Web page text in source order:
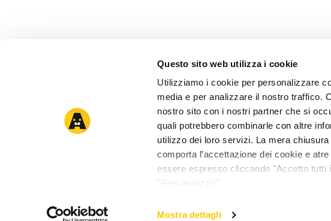
Questo sito web utilizza i cookie
Utilizziamo i cookie per personalizzare
media e per analizzare il nostro traffico.
nostro sito con i nostri partner che si
quali potrebbero combinarle con altre
utilizzo dei loro servizi. La mera
comporta l’accettazione dei cookie e
essere espresso cliccando "Accetto tutti
"Personalizza"
Mostra dettagli